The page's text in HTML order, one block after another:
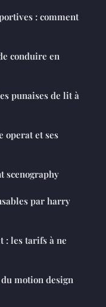
: comment
conduire en
punaises de lit à
operat et ses
scenography
par harry
: les tarifs à ne
motion design